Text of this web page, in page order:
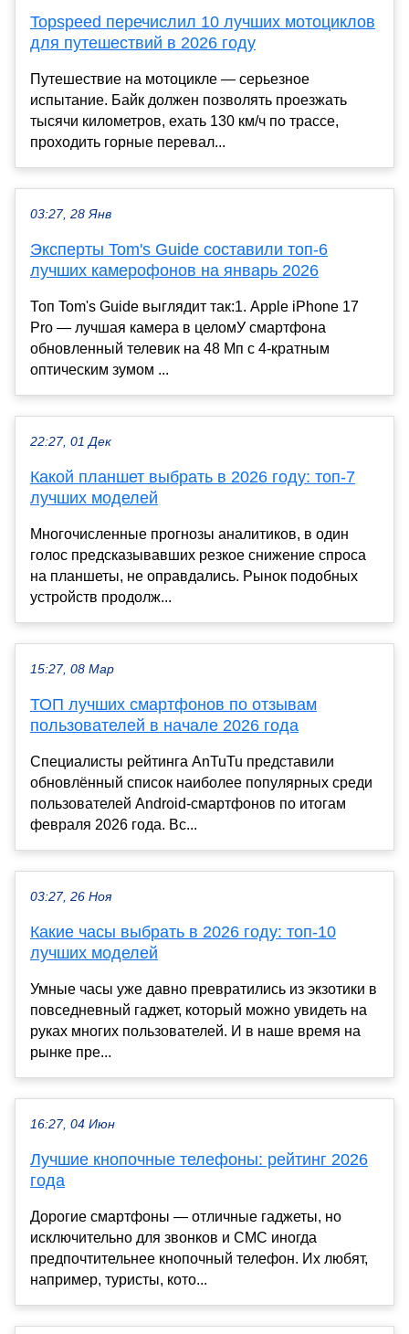
Topspeed перечислил 10 лучших мотоциклов
для путешествий в 2026 году
Путешествие на мотоцикле — серьезное
испытание. Байк должен позволять проезжать
тысячи километров, ехать 130 км/ч по трассе,
проходить горные перевал...
03:27, 28 Янв
Эксперты Tom's Guide составили топ-6
лучших камерофонов на январь 2026
Топ Tom's Guide выглядит так:1. Apple iPhone 17
Pro — лучшая камера в целомУ смартфона
обновленный телевик на 48 Мп с 4-кратным
оптическим зумом ...
22:27, 01 Дек
Какой планшет выбрать в 2026 году: топ-7
лучших моделей
Многочисленные прогнозы аналитиков, в один
голос предсказывавших резкое снижение спроса
на планшеты, не оправдались. Рынок подобных
устройств продолж...
15:27, 08 Мар
ТОП лучших смартфонов по отзывам
пользователей в начале 2026 года
Специалисты рейтинга AnTuTu представили
обновлённый список наиболее популярных среди
пользователей Android-смартфонов по итогам
февраля 2026 года. Вс...
03:27, 26 Ноя
Какие часы выбрать в 2026 году: топ-10
лучших моделей
Умные часы уже давно превратились из экзотики в
повседневный гаджет, который можно увидеть на
руках многих пользователей. И в наше время на
рынке пре...
16:27, 04 Июн
Лучшие кнопочные телефоны: рейтинг 2026
года
Дорогие смартфоны — отличные гаджеты, но
исключительно для звонков и СМС иногда
предпочтительнее кнопочный телефон. Их любят,
например, туристы, кото...